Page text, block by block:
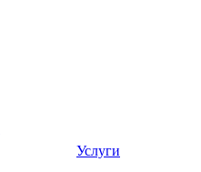
Услуги